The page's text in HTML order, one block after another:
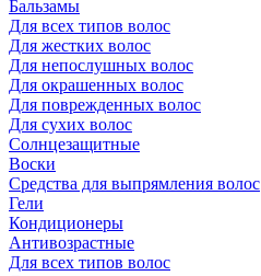
Бальзамы
Для всех типов волос
Для жестких волос
Для непослушных волос
Для окрашенных волос
Для поврежденных волос
Для сухих волос
Солнцезащитные
Воски
Средства для выпрямления волос
Гели
Кондиционеры
Антивозрастные
Для всех типов волос